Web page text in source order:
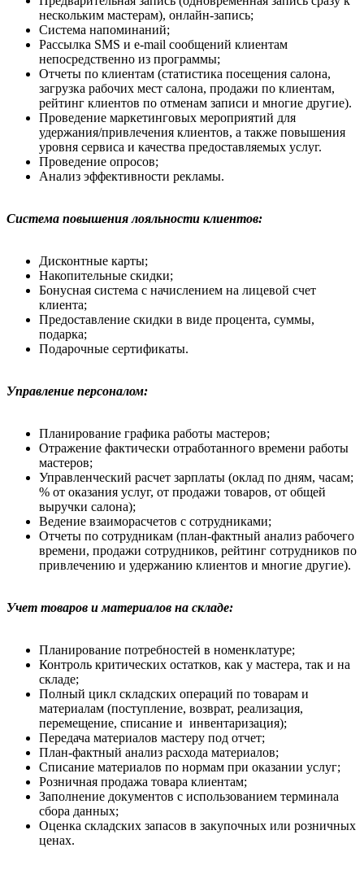
нескольким мастерам), онлайн-запись;
Система напоминаний;
Рассылка SMS и e-mail сообщений клиентам
непосредственно из программы;
Отчеты по клиентам (статистика посещения салона,
загрузка рабочих мест салона, продажи по клиентам,
рейтинг клиентов по отменам записи и многие другие).
Проведение маркетинговых мероприятий для
удержания/привлечения клиентов, а также повышения
уровня сервиса и качества предоставляемых услуг.
Проведение опросов;
Анализ эффективности рекламы.
Система повышения лояльности клиентов:
Дисконтные карты;
Накопительные скидки;
Бонусная система с начислением на лицевой счет
клиента;
Предоставление скидки в виде процента, суммы,
подарка;
Подарочные сертификаты.
Управление персоналом:
Планирование графика работы мастеров;
Отражение фактически отработанного времени работы
мастеров;
Управленческий расчет зарплаты (оклад по дням, часам;
% от оказания услуг, от продажи товаров, от общей
выручки салона);
Ведение взаиморасчетов с сотрудниками;
Отчеты по сотрудникам (план-фактный анализ рабочего
времени, продажи сотрудников, рейтинг сотрудников по
привлечению и удержанию клиентов и многие другие).
Учет товаров и материалов на складе:
Планирование потребностей в номенклатуре;
Контроль критических остатков, как у мастера, так и на
складе;
Полный цикл складских операций по товарам и
материалам (поступление, возврат, реализация,
перемещение, списание и инвентаризация);
Передача материалов мастеру под отчет;
План-фактный анализ расхода материалов;
Списание материалов по нормам при оказании услуг;
Розничная продажа товара клиентам;
Заполнение документов с использованием терминала
сбора данных;
Оценка складских запасов в закупочных или розничных
ценах.